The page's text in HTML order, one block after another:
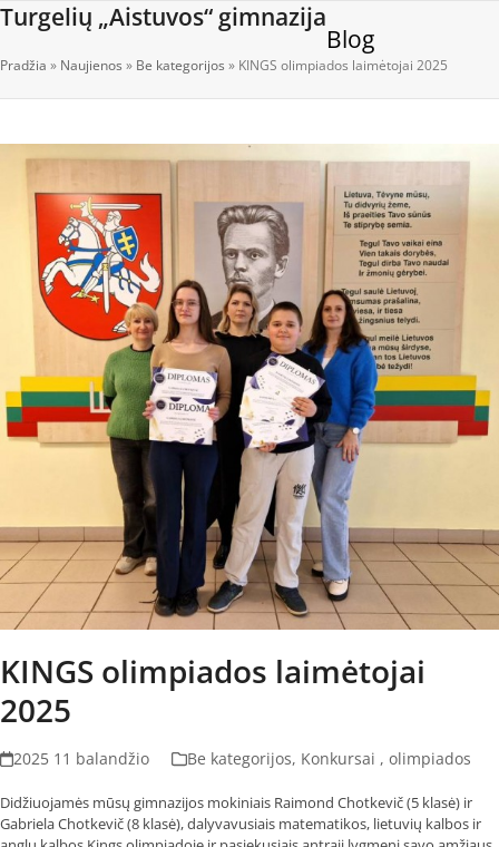
Skip
content
Turgelių „Aistuvos“ gimnazija
Open
mobile
Close
mobile
Blog
Pradžia » Naujienos » Be kategorijos » KINGS olimpiados laimėtojai 2025
KINGS olimpiados laimėtojai
2025
2025 11 balandžio Be kategorijos, Konkursai , olimpiados
Didžiuojamės mūsų gimnazijos mokiniais Raimond Chotkevič (5 klasė) ir
Gabriela Chotkevič (8 klasė), dalyvavusiais matematikos, lietuvių kalbos ir